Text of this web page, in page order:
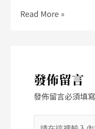
Read More »
發佈留言
發佈留言必須填